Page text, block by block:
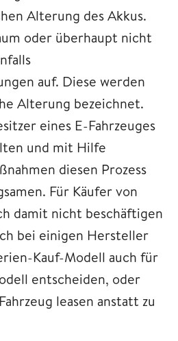
Alterung des Akkus.
oder überhaupt nicht
auf. Diese werden
Alterung bezeichnet.
eines E-Fahrzeuges
und mit Hilfe
diesen Prozess
Für Käufer von
damit nicht beschäftigen
bei einigen Hersteller
Kauf-Modell auch für
entscheiden, oder
leasen anstatt zu